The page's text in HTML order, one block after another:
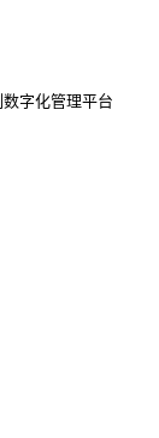
合整治是在一定区域
全周期、全链条”为
用地整治、人居环境
色资源保护与开发、
、生活、生态格局，
高质量发展和区域协
字化管理平台
，国家全面推行了以
目标，以压实地方党